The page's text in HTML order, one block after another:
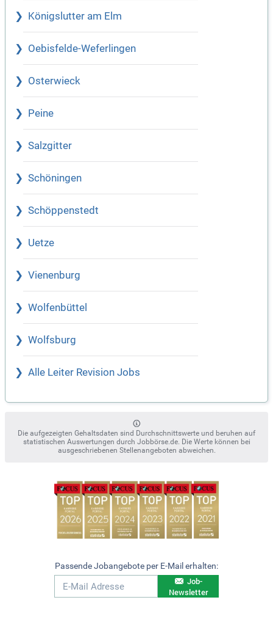
Königslutter am Elm
Oebisfelde-Weferlingen
Osterwieck
Peine
Salzgitter
Schöningen
Schöppenstedt
Uetze
Vienenburg
Wolfenbüttel
Wolfsburg
Alle Leiter Revision Jobs
Die aufgezeigten Gehaltsdaten sind Durchschnittswerte und beruhen auf
statistischen Auswertungen durch Jobbörse.de. Die Werte können bei
ausgeschriebenen Stellenangeboten abweichen.
Passende Jobangebote per E-Mail erhalten:
Job-
Newsletter